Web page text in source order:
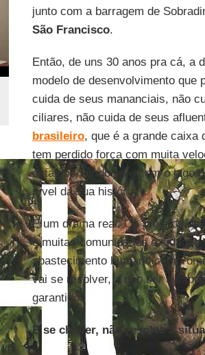
junto com a barragem de
São Francisco.
Então, de uns 30 anos pra cá, a
modelo de desenvolvimento que
cuida de seus mananciais, não
ciliares, não cuida de seus
brasileiro, que é a grande caixa
tem perdido força com muita
estamos vendo hoje com o lago
nível da sua história.
É um drama real. Os projetos
e muitas comunidades e
abastecimento humano
vai se resolver, a não ser a
garantido.
E se chover, não resolve a